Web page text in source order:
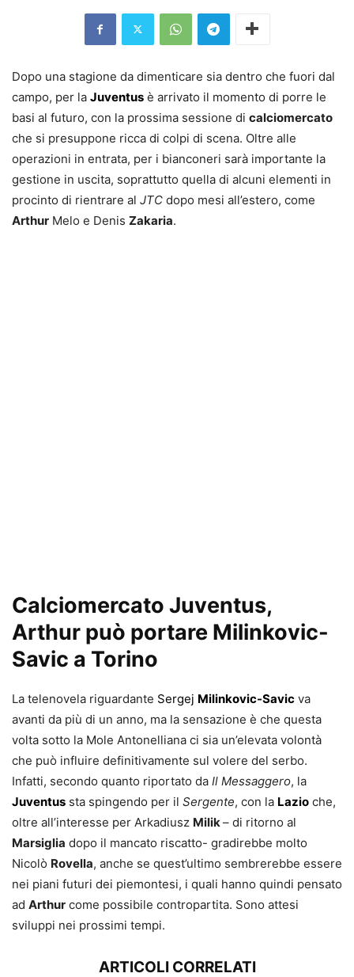
Dopo una stagione da dimenticare sia dentro che fuori dal
campo, per la Juventus è arrivato il momento di porre le
basi al futuro, con la prossima sessione di calciomercato
che si presuppone ricca di colpi di scena. Oltre alle
operazioni in entrata, per i bianconeri sarà importante la
gestione in uscita, soprattutto quella di alcuni elementi in
procinto di rientrare al JTC dopo mesi all’estero, come
Arthur Melo e Denis Zakaria.
Calciomercato Juventus,
Arthur può portare Milinkovic-
Savic a Torino
La telenovela riguardante Sergej Milinkovic-Savic va
avanti da più di un anno, ma la sensazione è che questa
volta sotto la Mole Antonelliana ci sia un’elevata volontà
che può influire definitivamente sul volere del serbo.
Infatti, secondo quanto riportato da Il Messaggero, la
Juventus sta spingendo per il Sergente, con la Lazio che,
oltre all’interesse per Arkadiusz Milik– di ritorno al
Marsiglia dopo il mancato riscatto- gradirebbe molto
Nicolò Rovella, anche se quest’ultimo sembrerebbe essere
nei piani futuri dei piemontesi, i quali hanno quindi pensato
ad Arthur come possibile contropartita. Sono attesi
sviluppi nei prossimi tempi.
ARTICOLI CORRELATI